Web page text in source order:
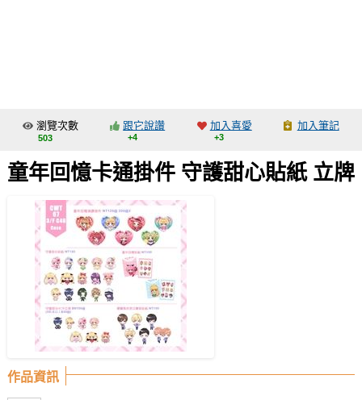
交流中心
攤位轉讓區
會員中心
註冊會員
登入
瀏覽次數
503
跟它說讚
+4
加入喜愛
+3
加入筆記
童年回憶卡通掛件 守護甜心貼紙 立牌
作品資訊